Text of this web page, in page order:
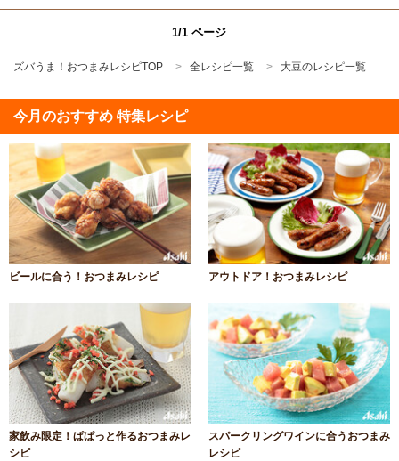
1/1 ページ
ズバうま！おつまみレシピTOP 全レシピ一覧 大豆のレシピ一覧
今月のおすすめ 特集レシピ
ビールに合う！おつまみレシピ アウトドア！おつまみレシピ
家飲み限定！ぱぱっと作るおつまみレ
シピ
スパークリングワインに合うおつまみ
レシピ